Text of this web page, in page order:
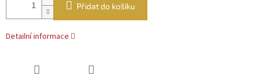
Přidat do košíku
Detailní informace